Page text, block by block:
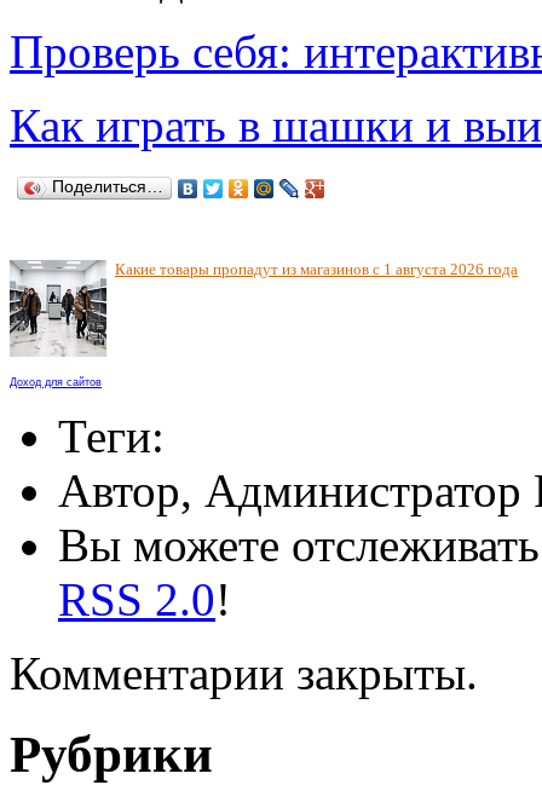
Проверь себя:
Как играть в шашки и
Поделиться…
Какие товары пропадут из магазинов с 1 августа 2026 года
Доход для сайтов
Теги:
Автор, Администратор
Вы можете отслеживать
RSS 2.0!
Комментарии закрыты.
Рубрики